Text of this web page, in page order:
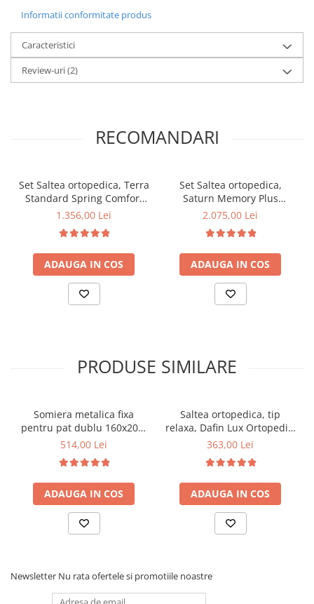
Informatii conformitate produs
Caracteristici
Review-uri(2)
RECOMANDARI
Set Saltea ortopedica, Terra
Standard Spring Comfort
140x200x26cm, cu plasa de
detasabila tricot,
hipoalergenica, fermitate
mediu spre tare, Saltsib
plus husa microfibra,
matlasata ultrasonic, cu
elastic la colturi
1.356,00 Lei
ADAUGA IN COS
Set Saltea ortopedica,
Saturn Memory Plus
Comfort 140x200x20cm, cu
memory foam 4 cm, husa
detasabila tricot,
hipoalergenica, fermitate
mediu spre tare, Saltsib
plus husa microfibra,
matlasata ultrasonic,
2.075,00 Lei
ADAUGA IN COS
PRODUSE SIMILARE
Somiera metalica fixa
pentru pat dublu 160x200,
6 picioare, 32 lamele lemn
saltea ferm, negru
514,00 Lei
ADAUGA IN COS
Saltea ortopedica, tip
relaxa, Dafin Lux Ortopedic,
90x200x21cm, fermitate
tip Bonell, fata vara-iarna,
sistem de aerisire cu
butoni, Salt Confort
363,00 Lei
ADAUGA IN COS
Newsletter Nu rata ofertele si promotiile noastre